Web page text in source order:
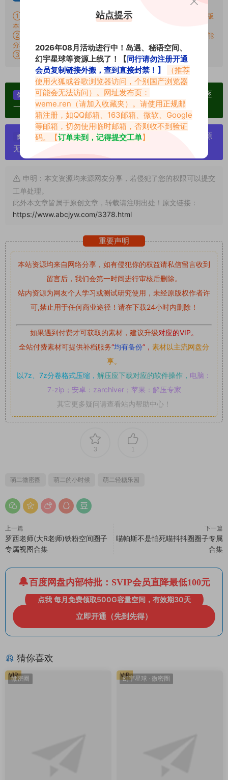
①：百度网盘提示提取码错误，请更换浏览器重试，这是百度网盘版
本问题。
②：遇见解压密码不对、无法解压，请查看上面对应的解压教程，能
分享就肯定能解压！
③：提示：批量搬运链接外发封禁权限说明-正常用户可无视！
优势：
单个博主作品统一整合分享、素材高度去重复、逐
一归档方便收藏！
提示：
严禁搬运资源链接，一经发现封号处理，素材资源
无露点、需求请绕道，关闭本站网页！
申明：本文资源均来源网友分享，若侵犯了您的权限可以提交
工单处理。
此外本文章皆属于原创文章，转载请注明出处！原文链接：
https://www.abcjyw.com/3378.html
重要声明
本站资源均来自网络分享，如有侵犯你的权益请私信留言收到
留言后，我们会第一时间进行审核后删除。
站内资源为网友个人学习或测试研究使用，未经原版权作者许
可,禁止用于任何商业途径！请在下载24小时内删除！
如果遇到付费才可获取的素材，建议升级对应的VIP。
全站付费素材可提供补档服务“均有备份”， 素材以主流网盘分
享。
以7z、7z分卷格式压缩， 解压应下载对应的软件操作， 电脑：
7-zip；安卓：zarchiver；苹果：解压专家
其它更多疑问请查看站内帮助中心！
3 1
萌二微密圈 萌二的小时候 萌二轻糖乐园
上一篇
罗西老师(大R老师)铁粉空间圈子
专属视图合集
下一篇
喵帕斯不是怕死喵抖抖圈圈子专属
合集
百度网盘内部特批：SVIP会员直降最低100元
点我 每月免费领取500G容量空间，有效期30天
立即开通（先到先得）
猜你喜欢
微密圈
VIP 幻宇星球 · 微密圈
VIP
站点提示
2026年08月活动进行中！岛遇、秘语空间、
幻宇星球等资源上线了！【同行请勿注册开通
会员复制链接外搬，查到直接封禁！】
（推荐
使用火狐或谷歌浏览器访问，个别国产浏览器
可能会无法访问）。网址发布页：
weme.ren （请加入收藏夹）。请使用正规邮
箱注册，如QQ邮箱、163邮箱、微软、Google
等邮箱，切勿使用临时邮箱，否则收不到验证
码。【订单未到，记得提交工单】